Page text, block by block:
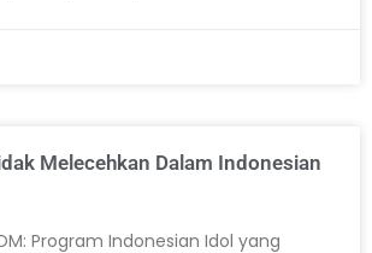
Melecehkan Dalam Indonesian
Program Indonesian Idol yang